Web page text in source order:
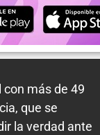
más de 49
que se
la verdad ante